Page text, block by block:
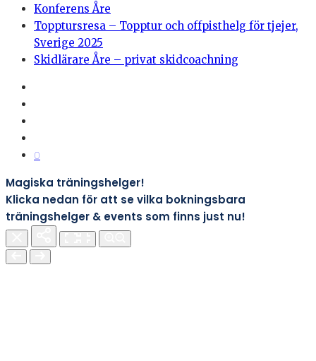
Konferens Åre
Topptursresa – Topptur och offpisthelg för tjejer,
Sverige 2025
Skidlärare Åre – privat skidcoachning
0
Magiska träningshelger!
Klicka nedan för att se vilka bokningsbara
träningshelger & events som finns just nu!